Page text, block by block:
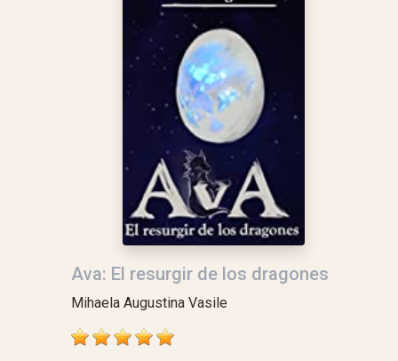
Ava: El resurgir de los dragones
Mihaela Augustina Vasile